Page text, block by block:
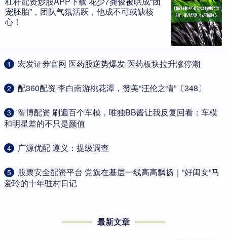
宠胚胎”，团队气氛活跃，他成不可或缺核
心！
1 ​宏发证券官网 医药股逆势爆发 医药板块拉升涨停潮
2 ​配360配资 李白南游桃花潭，赞美“汪伦之情”〔348〕
3
​智博配资 刷遍百个车模，唯独BB酱让我反复回看：车模
和明星差的不只是颜值
4 ​广源优配 遵义：提级调查
5
​股票安全配资平台 党旗在基层一线高高飘扬｜“好闺女”马
爱玲的十年驻村日记
最新文章